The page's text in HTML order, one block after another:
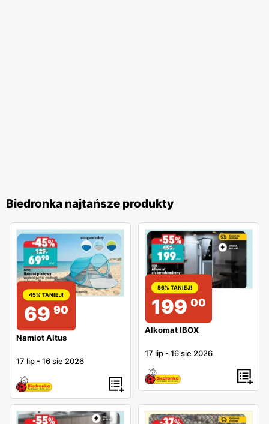
Biedronka najtańsze produkty
45% TANIEJ!
69 90
Namiot Altus
17 lip -16 sie 2026
56% TANIEJ!
199 00
Alkomat IBOX
17 lip -16 sie 2026